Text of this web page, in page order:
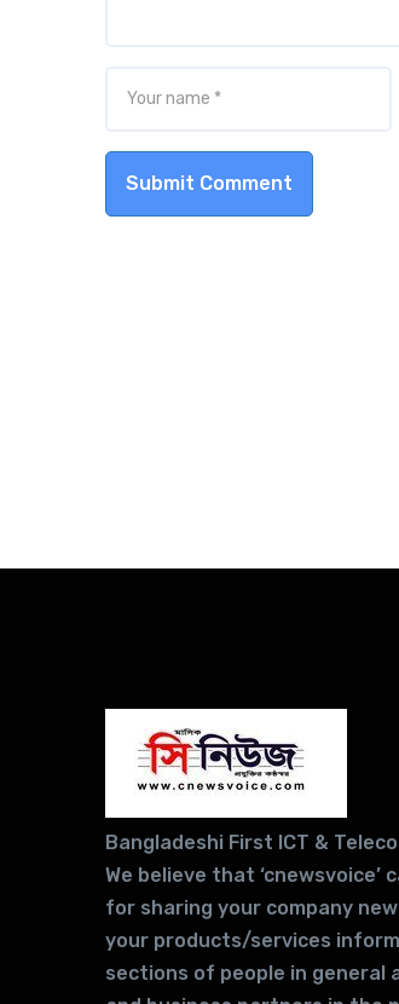
Submit Comment
Bangladeshi First ICT &
We believe that
for sharing your company
your products/services
sections of people in general